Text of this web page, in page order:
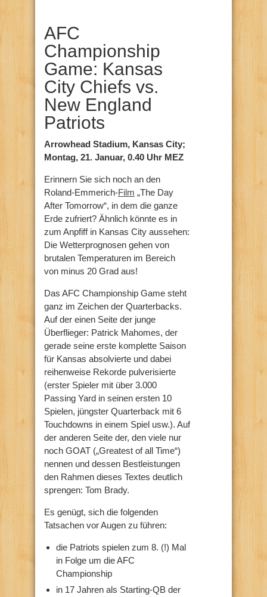
AFC
Championship
Game: Kansas
City Chiefs vs.
New England
Patriots
Arrowhead Stadium, Kansas City;
Montag, 21. Januar, 0.40 Uhr MEZ
Erinnern Sie sich noch an den
Roland-Emmerich-Film „The Day
After Tomorrow“, in dem die ganze
Erde zufriert? Ähnlich könnte es in
zum Anpfiff in Kansas City aussehen:
Die Wetterprognosen gehen von
brutalen Temperaturen im Bereich
von minus 20 Grad aus!
Das AFC Championship Game steht
ganz im Zeichen der Quarterbacks.
Auf der einen Seite der junge
Überflieger: Patrick Mahomes, der
gerade seine erste komplette Saison
für Kansas absolvierte und dabei
reihenweise Rekorde pulverisierte
(erster Spieler mit über 3.000
Passing Yard in seinen ersten 10
Spielen, jüngster Quarterback mit 6
Touchdowns in einem Spiel usw.). Auf
der anderen Seite der, den viele nur
noch GOAT („Greatest of all Time“)
nennen und dessen Bestleistungen
den Rahmen dieses Textes deutlich
sprengen: Tom Brady.
Es genügt, sich die folgenden
Tatsachen vor Augen zu führen:
die Patriots spielen zum 8. (!) Mal
in Folge um die AFC
Championship
in 17 Jahren als Starting-QB der